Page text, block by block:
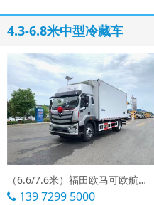
4.3-6.8米中型冷藏车
（6.6/7.6米）福田欧马可欧航冷藏车
139 7299 5000